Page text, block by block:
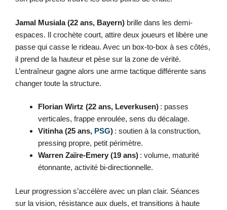
Jamal Musiala (22 ans, Bayern) brille dans les demi-
espaces. Il crochète court, attire deux joueurs et libère une
passe qui casse le rideau. Avec un box-to-box à ses côtés,
il prend de la hauteur et pèse sur la zone de vérité.
L’entraîneur gagne alors une arme tactique différente sans
changer toute la structure.
Florian Wirtz (22 ans, Leverkusen) : passes
verticales, frappe enroulée, sens du décalage.
Vitinha (25 ans, PSG) : soutien à la construction,
pressing propre, petit périmètre.
Warren Zaïre-Emery (19 ans) : volume, maturité
étonnante, activité bi-directionnelle.
Leur progression s’accélère avec un plan clair. Séances
sur la vision, résistance aux duels, et transitions à haute